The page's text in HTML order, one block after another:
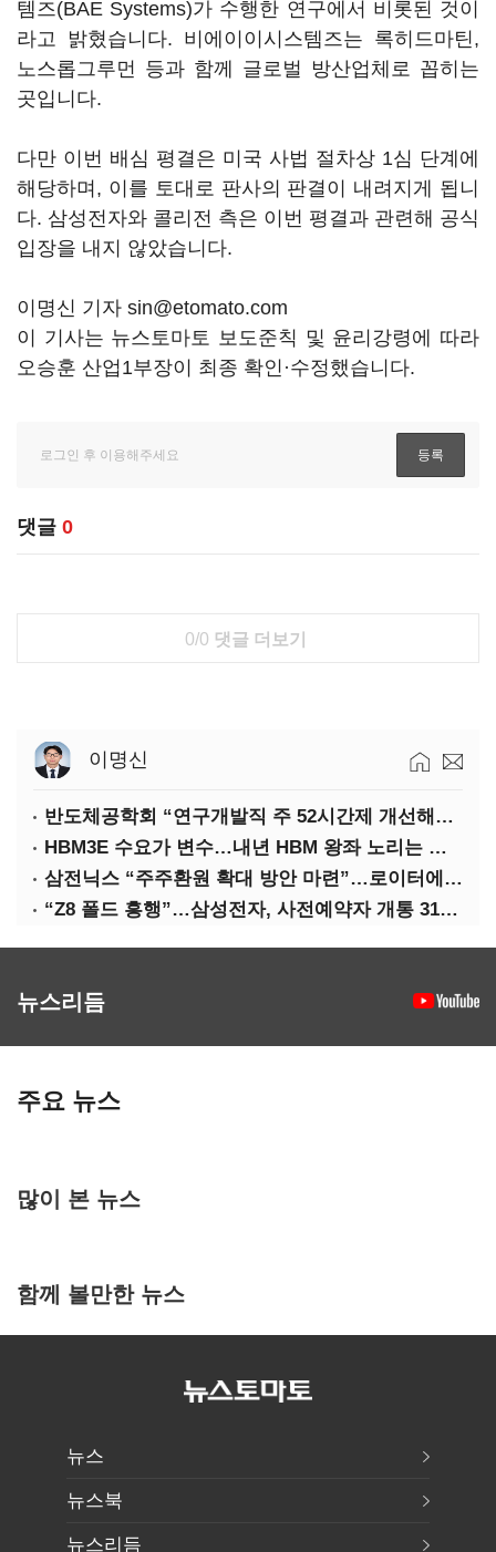
템즈(BAE Systems)가 수행한 연구에서 비롯된 것이
라고 밝혔습니다. 비에이이시스템즈는 록히드마틴,
노스롭그루먼 등과 함께 글로벌 방산업체로 꼽히는
곳입니다.
다만 이번 배심 평결은 미국 사법 절차상 1심 단계에
해당하며, 이를 토대로 판사의 판결이 내려지게 됩니
다. 삼성전자와 콜리전 측은 이번 평결과 관련해 공식
입장을 내지 않았습니다.
이명신 기자 sin@etomato.com
이 기사는 뉴스토마토 보도준칙 및 윤리강령에 따라
오승훈 산업1부장이 최종 확인·수정했습니다.
댓글 0
0/0 댓글 더보기
이명신
반도체공학회 “연구개발직 주 52시간제 개선해야”
HBM3E 수요가 변수…내년 HBM 왕좌 노리는 삼성
삼전닉스 “주주환원 확대 방안 마련”…로이터에 성명 보내
“Z8 폴드 흥행”…삼성전자, 사전예약자 개통 31일까지 연장
뉴스리듬
주요 뉴스
많이 본 뉴스
함께 볼만한 뉴스
뉴스
뉴스북
뉴스리듬